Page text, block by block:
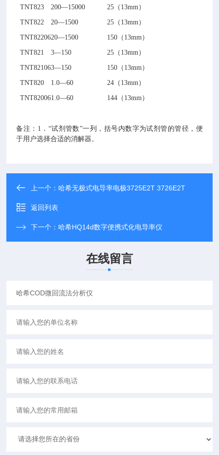
TNT823 200—15000 25（13mm）
TNT822 20—1500 25（13mm）
TNT8220620—1500 150（13mm）
TNT821 3—150 25（13mm）
TNT821063—150 150（13mm）
TNT820 1.0—60 24（13mm）
TNT820061.0—60 144（13mm）
备注：1．“试剂管数”一列，括号内数字为试剂管的管径，便
于用户选择合适的消解器。
上一个：哈希无极式电导率电极3725E2T 3726E2T
返回列表
下一个：哈希HQ14d数字便携式化电导率仪
在线留言